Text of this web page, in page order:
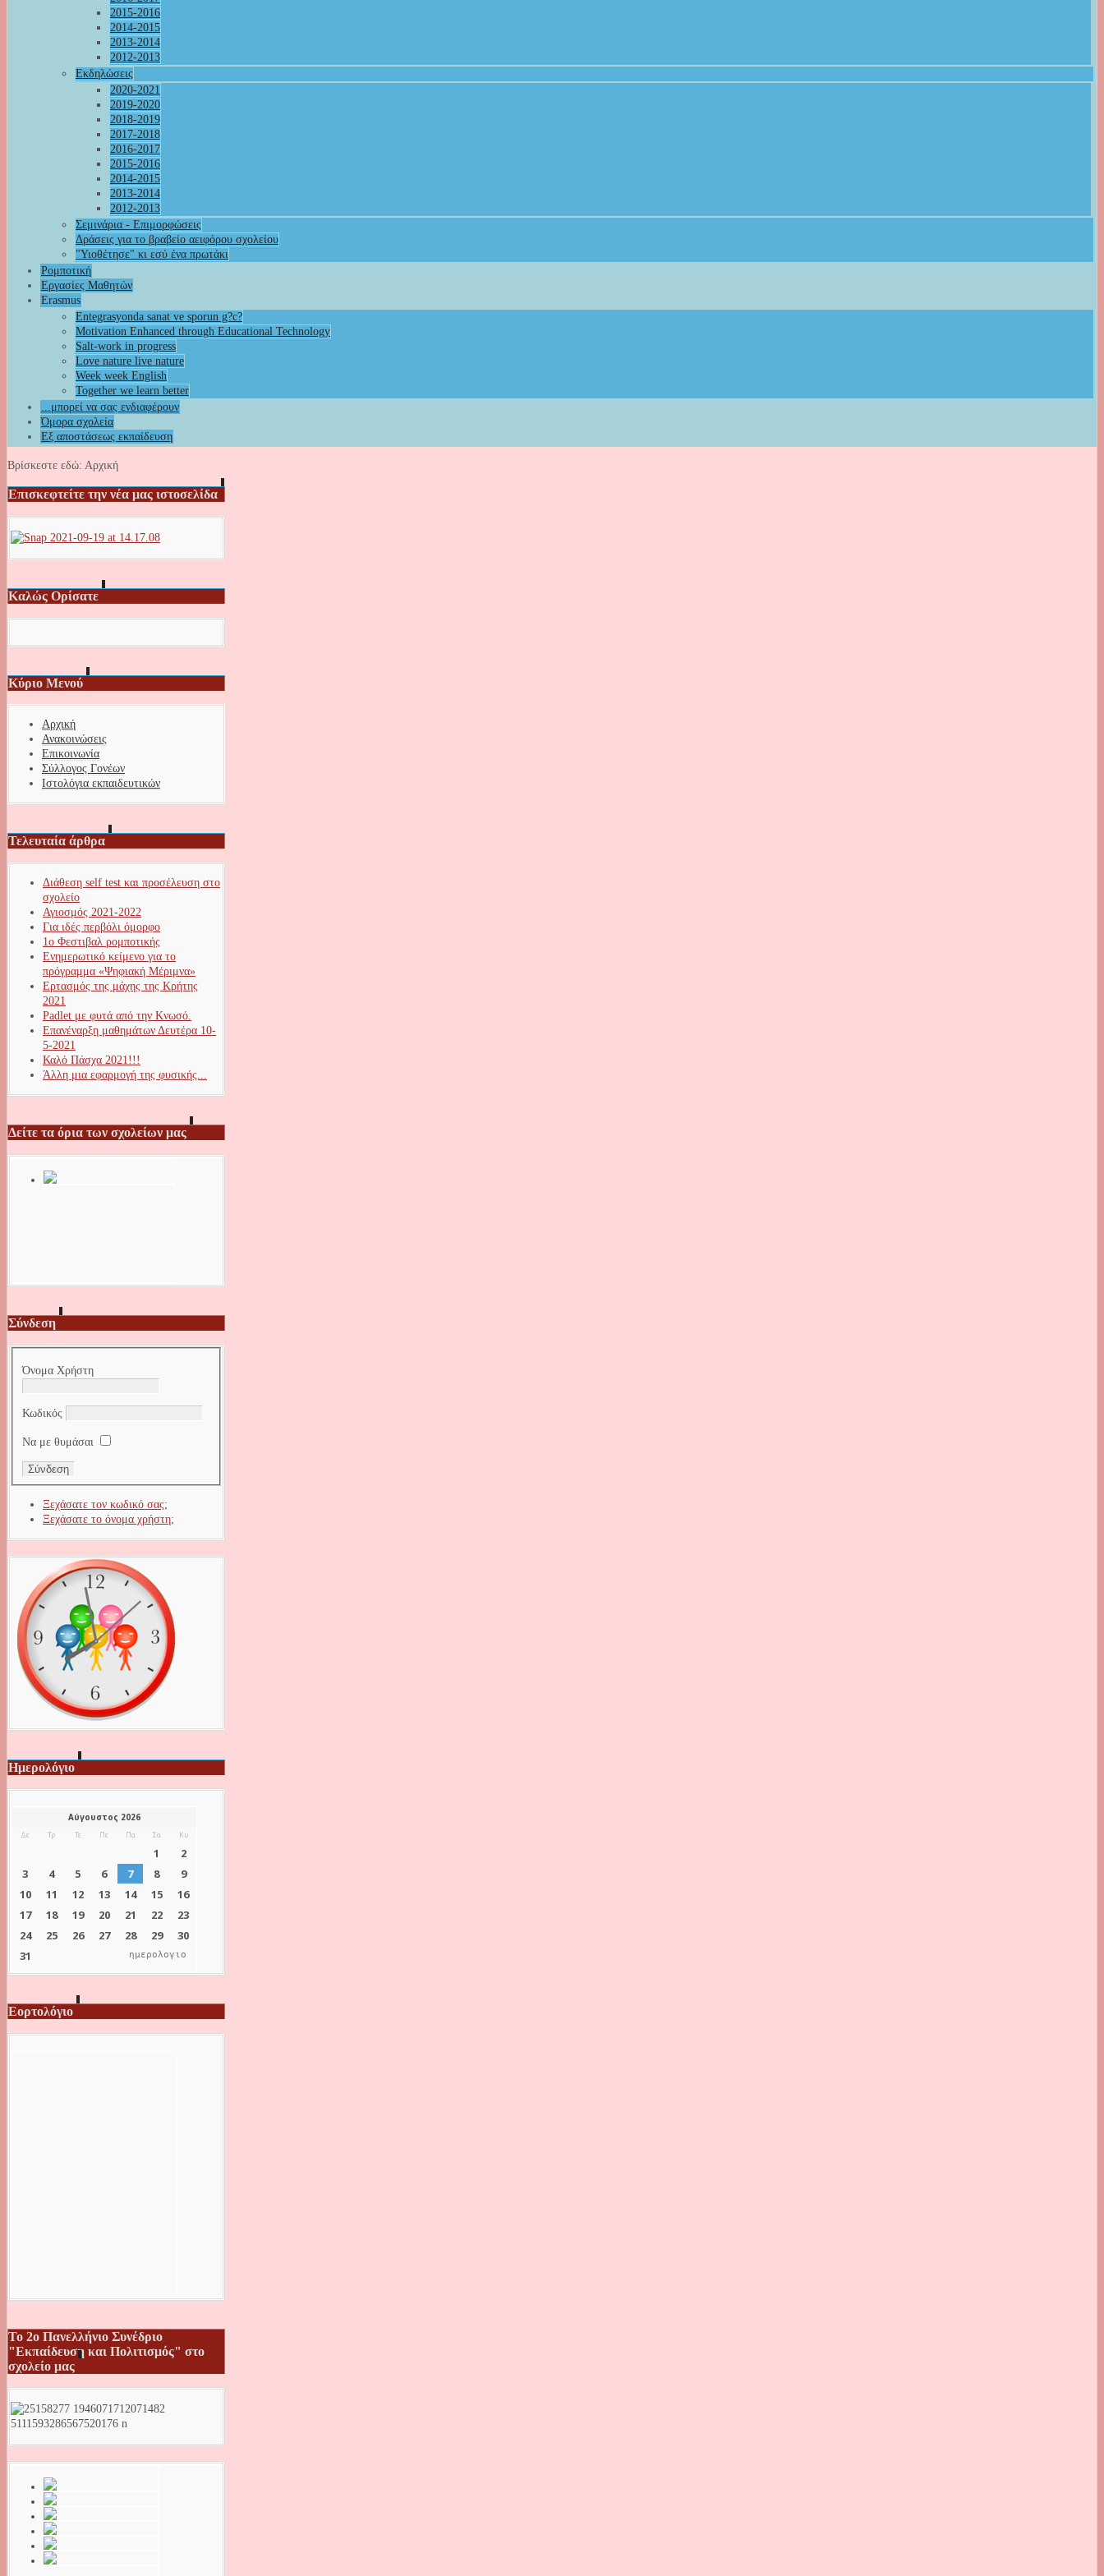
2015-2016
2014-2015
2013-2014
2012-2013
Εκδηλώσεις
2020-2021
2019-2020
2018-2019
2017-2018
2016-2017
2015-2016
2014-2015
2013-2014
2012-2013
Σεμινάρια - Επιμορφώσεις
Δράσεις για το βραβείο αειφόρου σχολείου
"Υιοθέτησε" κι εσύ ένα πρωτάκι
Ρομποτική
Εργασίες Μαθητών
Erasmus
Entegrasyonda sanat ve sporun g?c?
Motivation Enhanced through Educational Technology
Salt-work in progress
Love nature live nature
Week week English
Together we learn better
...μπορεί να σας ενδιαφέρουν
Όμορα σχολεία
Εξ αποστάσεως εκπαίδευση
Βρίσκεστε εδώ: Αρχική
Επισκεφτείτε την νέα μας ιστοσελίδα
Καλώς Ορίσατε
Κύριο Μενού
Αρχική
Ανακοινώσεις
Επικοινωνία
Σύλλογος Γονέων
Ιστολόγια εκπαιδευτικών
Τελευταία άρθρα
Διάθεση self test και προσέλευση στο
σχολείο
Αγιοσμός 2021-2022
Για ιδές περβόλι όμορφο
1ο Φεστιβαλ ρομποτικής
Ενημερωτικό κείμενο για το
πρόγραμμα «Ψηφιακή Μέριμνα»
Ερτασμός της μάχης της Κρήτης
2021
Padlet με φυτά από την Κνωσό.
Επανέναρξη μαθημάτων Δευτέρα 10-
5-2021
Καλό Πάσχα 2021!!!
Άλλη μια εφαρμογή της φυσικής...
Δείτε τα όρια των σχολείων μας
Σύνδεση
Όνομα Χρήστη
Κωδικός
Να με θυμάσαι
Ξεχάσατε τον κωδικό σας;
Ξεχάσατε το όνομα χρήστη;
Ημερολόγιο
ημερολογιο
Εορτολόγιο
Το 2ο Πανελλήνιο Συνέδριο
"Εκπαίδευση και Πολιτισμός" στο
σχολείο μας